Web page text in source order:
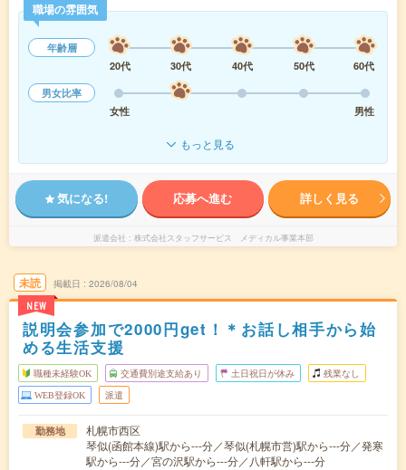
職場の雰囲気
年齢層
20代
30代 40代 50代
60代
男女比率
女性
男性
もっと見る
気になる! 応募へ進む 詳しく見る
派遣会社 株式会社スタッフサービス メディカル事業本部
未読
NEW
掲載日 2026/08/04
説明会参加で2000円get！＊お話し相手から始
める生活支援
職種未経験OK 交通費別途支給あり 土日祝日が休み 残業なし
WEB登録OK 派遣
勤務地
札幌市西区
琴似(函館本線)駅から---分／琴似(札幌市営)駅から---分／発寒
駅から---分／宮の沢駅から---分／八軒駅から---分